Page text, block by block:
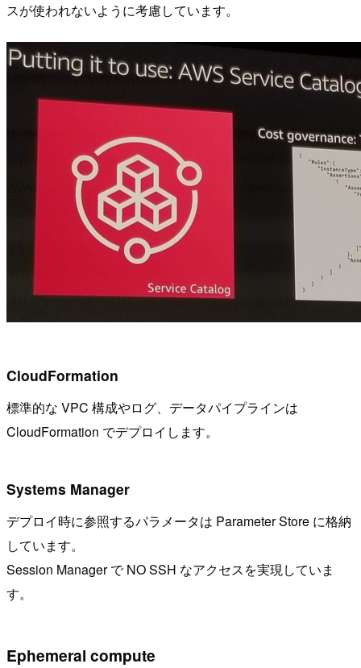
スが使われないように考慮しています。
CloudFormation
標準的な VPC 構成やログ、データパイプラインは
CloudFormation でデプロイします。
Systems Manager
デプロイ時に参照するパラメータは Parameter Store に格納
しています。
Session Manager で NO SSH なアクセスを実現していま
す。
Ephemeral compute